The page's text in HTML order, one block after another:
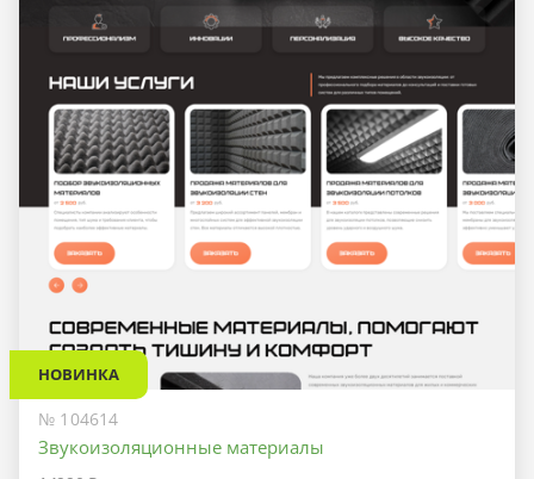
НОВИНКА
№ 104614
Звукоизоляционные материалы